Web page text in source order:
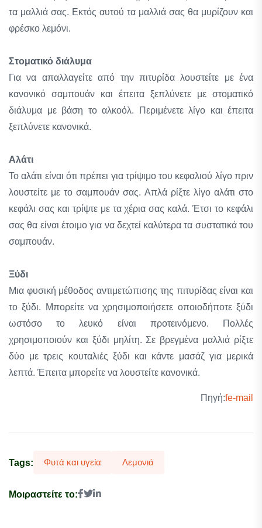
τα μαλλιά σας. Εκτός αυτού τα μαλλιά σας θα μυρίζουν και
φρέσκο λεμόνι.
Στοματικό διάλυμα
Για να απαλλαγείτε από την πιτυρίδα λουστείτε με ένα
κανονικό σαμπουάν και έπειτα ξεπλύνετε με στοματικό
διάλυμα με βάση το αλκοόλ. Περιμένετε λίγο και έπειτα
ξεπλύνετε κανονικά.
Αλάτι
Το αλάτι είναι ότι πρέπει για τρίψιμο του κεφαλιού λίγο πριν
λουστείτε με το σαμπουάν σας. Απλά ρίξτε λίγο αλάτι στο
κεφάλι σας και τρίψτε με τα χέρια σας καλά. Έτσι το κεφάλι
σας θα είναι έτοιμο για να δεχτεί καλύτερα τα συστατικά του
σαμπουάν.
Ξύδι
Μια φυσική μέθοδος αντιμετώπισης της πιτυρίδας είναι και
το ξύδι. Μπορείτε να χρησιμοποιήσετε οποιοδήποτε ξύδι
ωστόσο το λευκό είναι προτεινόμενο. Πολλές
χρησιμοποιούν και ξύδι μηλίτη. Σε βρεγμένα μαλλιά ρίξτε
δύο με τρεις κουταλιές ξύδι και κάντε μασάζ για μερικά
λεπτά. Έπειτα μπορείτε να λουστείτε κανονικά.
Πηγή:fe-mail
Tags: Φυτά και υγεία Λεμονιά
Μοιραστείτε το: